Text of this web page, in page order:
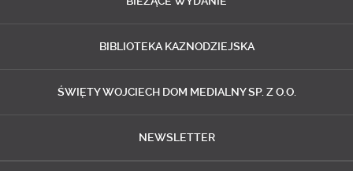
BIBLIOTEKA KAZNODZIEJSKA
ŚWIĘTY WOJCIECH DOM MEDIALNY SP. Z O.O.
NEWSLETTER